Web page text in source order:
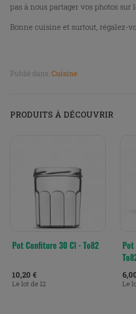
pas à nous partager vos photos sur
Bonne cuisine et surtout, régalez-
Publié dans: Cuisine
PRODUITS À DÉCOUVRIR
Pot Confiture 30 Cl - To82
10,20 €
Le lot de 12
Pot
Le